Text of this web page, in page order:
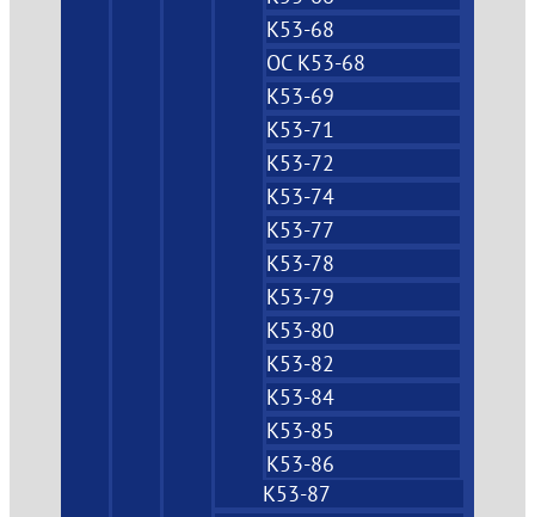
К53-68
ОС К53-68
К53-69
К53-71
К53-72
К53-74
К53-77
К53-78
К53-79
К53-80
К53-82
К53-84
К53-85
К53-86
К53-87